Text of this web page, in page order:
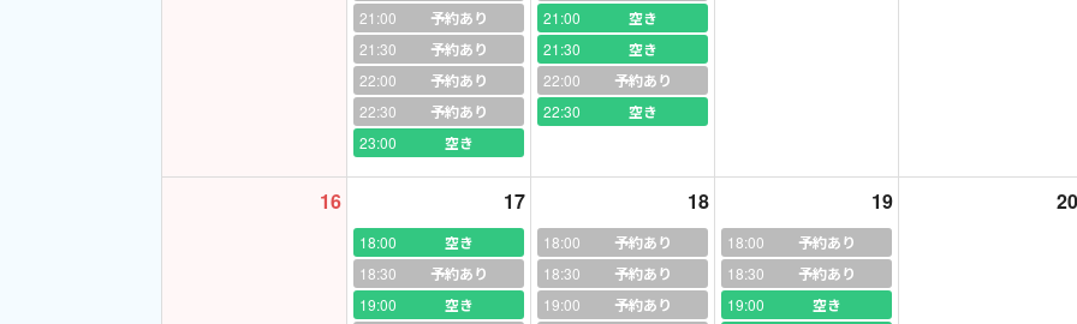
せいただければOKですが、基本的にキャンセルや変更がない方のみ対象です。確実にご
則な場合は申し訳ありませんが通常予約に切り替えさせていただきます。
・スケジュール登録→通知メールのご確認・指定枠のご予約、の流れでご予約完了となり
・混み合いがちな21:00枠まではレッスン日の10日前(それ以降の枠は1週間前)までにご予
り替えさせていただきます。設定変更のお知らせはありませんのでご注意ください。
※予約保持数制限がかかる場合やポイント更新日のタイミングでそれまでに予約できない
・指定枠をご予約後にキャンセルすると、指定が解除されどなたでも予約できる通常枠に
現在月、火、金の18:00～で以下以外の曜日・時間からお選びいただけます。
21:00 予約あり
21:30 予約あり
22:00 予約あり
22:30 予約あり
23:00 空き
21:00 空き
21:30 空き
22:00 予約あり
22:30 空き
16 17
18:00 空き
18:30 予約あり
19:00 空き
18
18:00 予約あり
18:30 予約あり
19:00 予約あり
19
18:00 予約あり
18:30 予約あり
19:00 空き
20